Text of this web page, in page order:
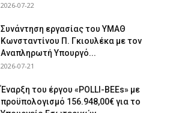
2026-07-22
Συνάντηση εργασίας του ΥΜΑΘ
Κωνσταντίνου Π. Γκιουλέκα με τον
Αναπληρωτή Υπουργό...
2026-07-21
Έναρξη του έργου «POLLI-BEEs» με
προϋπολογισμό 156.948,00€ για το